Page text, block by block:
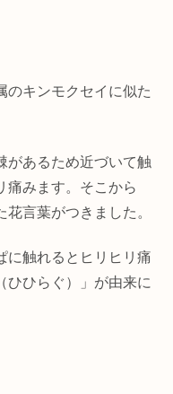
のキンモクセイに似た
があるため近づいて触
痛みます。そこから
花言葉がつきました。
に触れるとヒリヒリ痛
ひひらぐ）」が由来に